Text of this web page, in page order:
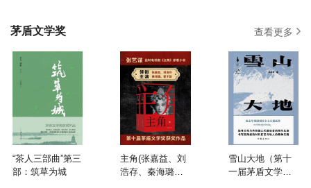
茅盾文学奖 查看更多
“茶人三部曲”第三
部：筑草为城
主角(张嘉益、刘
浩存、秦海璐主
雪山大地（第十
一届茅盾文学奖